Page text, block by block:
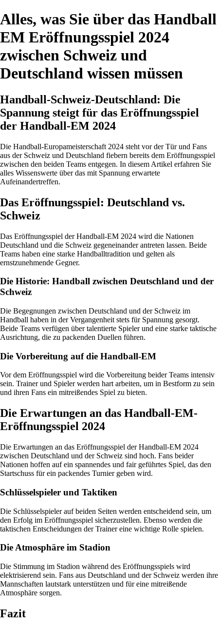
Alles, was Sie über das Handball
EM Eröffnungsspiel 2024
zwischen Schweiz und
Deutschland wissen müssen
Handball-Schweiz-Deutschland: Die
Spannung steigt für das Eröffnungsspiel
der Handball-EM 2024
Die Handball-Europameisterschaft 2024 steht vor der Tür und Fans
aus der Schweiz und Deutschland fiebern bereits dem Eröffnungsspiel
zwischen den beiden Teams entgegen. In diesem Artikel erfahren Sie
alles Wissenswerte über das mit Spannung erwartete
Aufeinandertreffen.
Das Eröffnungsspiel: Deutschland vs.
Schweiz
Das Eröffnungsspiel der Handball-EM 2024 wird die Nationen
Deutschland und die Schweiz gegeneinander antreten lassen. Beide
Teams haben eine starke Handballtradition und gelten als
ernstzunehmende Gegner.
Die Historie: Handball zwischen Deutschland und der
Schweiz
Die Begegnungen zwischen Deutschland und der Schweiz im
Handball haben in der Vergangenheit stets für Spannung gesorgt.
Beide Teams verfügen über talentierte Spieler und eine starke taktische
Ausrichtung, die zu packenden Duellen führen.
Die Vorbereitung auf die Handball-EM
Vor dem Eröffnungsspiel wird die Vorbereitung beider Teams intensiv
sein. Trainer und Spieler werden hart arbeiten, um in Bestform zu sein
und ihren Fans ein mitreißendes Spiel zu bieten.
Die Erwartungen an das Handball-EM-
Eröffnungsspiel 2024
Die Erwartungen an das Eröffnungsspiel der Handball-EM 2024
zwischen Deutschland und der Schweiz sind hoch. Fans beider
Nationen hoffen auf ein spannendes und fair geführtes Spiel, das den
Startschuss für ein packendes Turnier geben wird.
Schlüsselspieler und Taktiken
Die Schlüsselspieler auf beiden Seiten werden entscheidend sein, um
den Erfolg im Eröffnungsspiel sicherzustellen. Ebenso werden die
taktischen Entscheidungen der Trainer eine wichtige Rolle spielen.
Die Atmosphäre im Stadion
Die Stimmung im Stadion während des Eröffnungsspiels wird
elektrisierend sein. Fans aus Deutschland und der Schweiz werden ihre
Mannschaften lautstark unterstützen und für eine mitreißende
Atmosphäre sorgen.
Fazit